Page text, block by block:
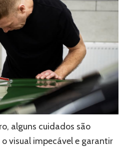
alguns cuidados são
visual impecável e garantir